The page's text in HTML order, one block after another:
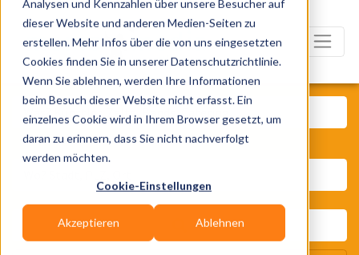
Analysen und Kennzahlen über unsere Besucher auf
dieser Website und anderen Medien-Seiten zu
erstellen. Mehr Infos über die von uns eingesetzten
Cookies finden Sie in unserer Datenschutzrichtlinie.
Wenn Sie ablehnen, werden Ihre Informationen
beim Besuch dieser Website nicht erfasst. Ein
einzelnes Cookie wird in Ihrem Browser gesetzt, um
daran zu erinnern, dass Sie nicht nachverfolgt
werden möchten.
Cookie-Einstellungen
Akzeptieren Ablehnen
Was? Künstler, Zelte, Bands,